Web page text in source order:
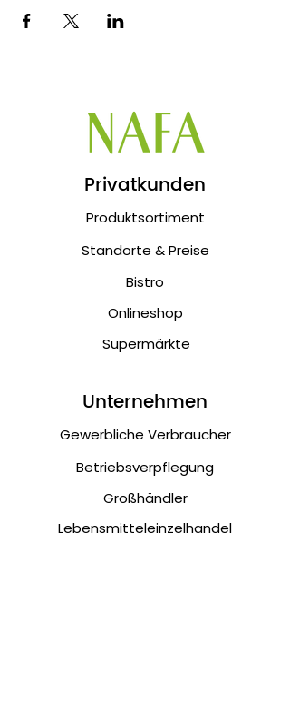
Privatkunden
Produktsortiment
Standorte & Preise
Bistro
Onlineshop
Supermärkte
Unternehmen
Gewerbliche Verbraucher
Betriebsverpflegung
Großhändler
Lebensmitteleinzelhandel